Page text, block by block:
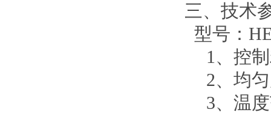
三、技术
型号：
1、控
2、均
3、温